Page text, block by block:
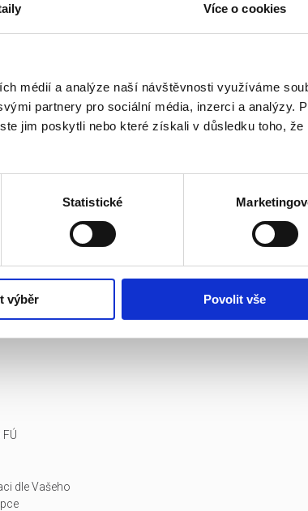
Více o cookies
médií a analýze naší návštěvnosti využíváme
partnery pro sociální média, inzerci a analýzy.
jim poskytli nebo které získali v důsledku toho, že
Statistické
výběr Povolit vše
- u a.s.
dle Vašeho
obchodním
společnosti
Garance
převodu
osvobozen, není
konkurence!
Veškerou
koupi/přepisu
Základní kapitál